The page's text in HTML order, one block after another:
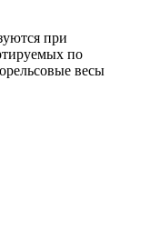
при
по
весы